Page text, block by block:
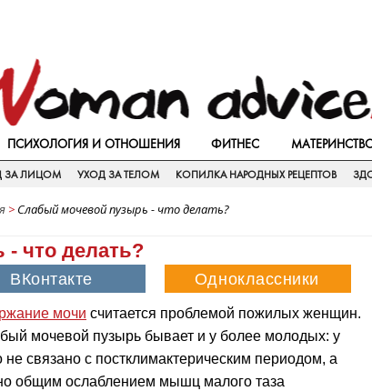
ПСИХОЛОГИЯ И ОТНОШЕНИЯ ФИТНЕС
ЗА ЛИЦОМ УХОД ЗА ТЕЛОМ КОПИЛКА НАРОДНЫХ РЕЦЕПТОВ
> Слабый мочевой пузырь - что делать?
что делать?
мочи считается проблемой пожилых женщин.
мочевой пузырь бывает и у более молодых: у
не связано с постклимактерическим периодом, а
общим ослаблением мышц малого таза